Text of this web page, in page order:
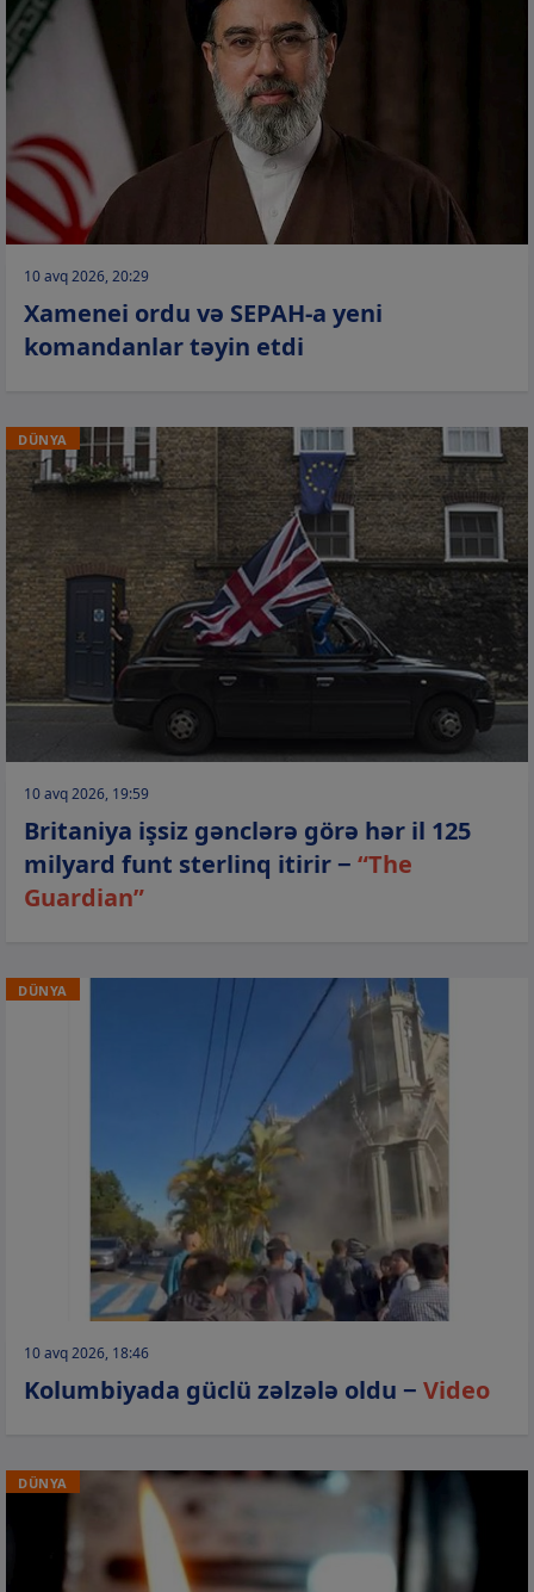
10 avq 2026, 20:29
Xamenei ordu və SEPAH-a yeni
komandanlar təyin etdi
DÜNYA
10 avq 2026, 19:59
Britaniya işsiz gənclərə görə hər il 125
milyard funt sterlinq itirir − “The
Guardian”
DÜNYA
10 avq 2026, 18:46
Kolumbiyada güclü zəlzələ oldu − Video
DÜNYA